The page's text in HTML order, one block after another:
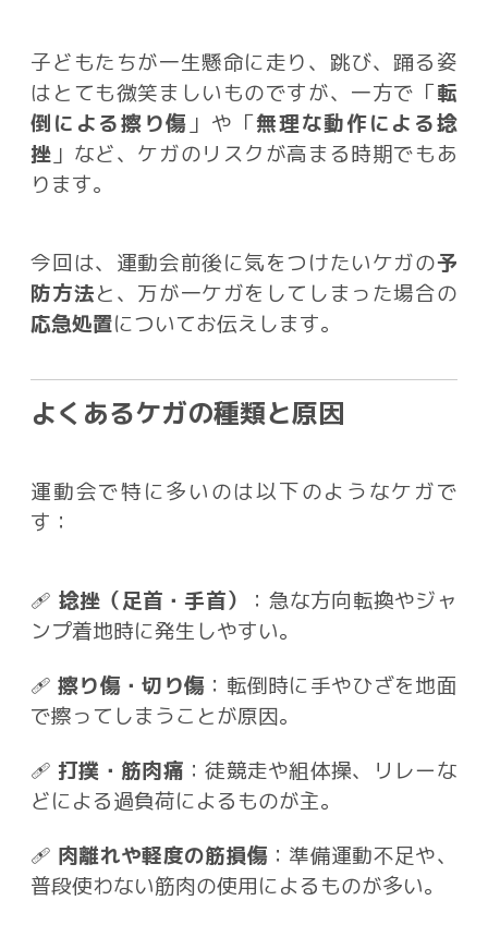
子どもたちが一生懸命に走り、跳び、踊る姿
はとても微笑ましいものですが、一方で「転
倒による擦り傷」や「無理な動作による捻
挫」など、ケガのリスクが高まる時期でもあ
ります。
今回は、運動会前後に気をつけたいケガの予
防方法と、万が一ケガをしてしまった場合の
応急処置についてお伝えします。
よくあるケガの種類と原因
運動会で特に多いのは以下のようなケガで
す：
🩹 捻挫（足首・手首）
：急な方向転換やジャ
ンプ着地時に発生しやすい。
🩹擦り傷・切り傷 ：転倒時に手やひざを地面
で擦ってしまうことが原因。
🩹 打撲・筋肉痛 ：徒競走や組体操、リレーな
どによる過負荷によるものが主。
🩹 肉離れや軽度の筋損傷 ：準備運動不足や、
普段使わない筋肉の使用によるものが多い。